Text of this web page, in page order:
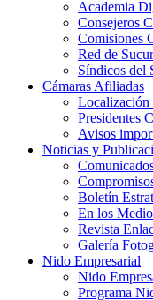
Academia
Consejeros
Comisiones
Red de
Síndicos del
Cámaras Afiliadas
Localización
Presidentes
Avisos
Noticias y
Boletín
En los
Revista
Galería
Nido Empresarial
Nido
Programa